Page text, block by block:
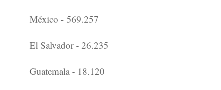
México - 569.257
El Salvador - 26.235
Guatemala - 18.120